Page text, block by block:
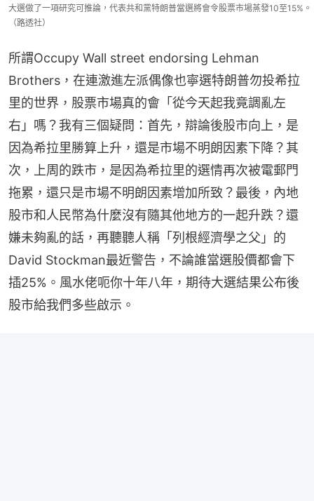
大選做了一項研究可推論，代表共和黨特朗普當選將會令股票市場蒸發10至15%。
（路透社）
所謂Occupy Wall street endorsing Lehman
Brothers，在連激進左派偶像也寧選特朗普勿投希拉
里的世界，股票市場真的會「從今天起我竟調亂左
右」嗎？我有三個疑問：首先，辯論後股市向上，是
因為希拉里勝算上升，還是市場不明朗因素下降？其
次，上周的跌市，是因為希拉里的選情再次被電郵門
拖累，還只是市場不明朗因素增加所致？最後，內地
股市和人民幣為什麼沒有隨其他地方的一起升跌？還
嫌未夠亂的話，再聽聽人稱「列根經濟學之父」的
David Stockman最近警告，不論誰當選股價都會下
插25%。風水佬呃你十年八年，期待大選結果公布後
股市給我們多些啟示。